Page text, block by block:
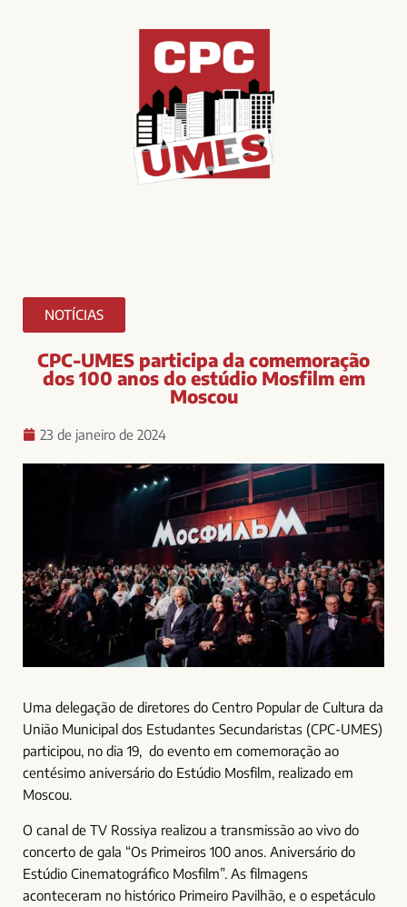
NOTÍCIAS
CPC-UMES participa da comemoração
dos 100 anos do estúdio Mosfilm em
Moscou
23 de janeiro de 2024
Uma delegação de diretores do Centro Popular de Cultura da
União Municipal dos Estudantes Secundaristas (CPC-UMES)
participou, no dia 19, do evento em comemoração ao
centésimo aniversário do Estúdio Mosfilm, realizado em
Moscou.
O canal de TV Rossiya realizou a transmissão ao vivo do
concerto de gala “Os Primeiros 100 anos. Aniversário do
Estúdio Cinematográfico Mosfilm”. As filmagens
aconteceram no histórico Primeiro Pavilhão, e o espetáculo